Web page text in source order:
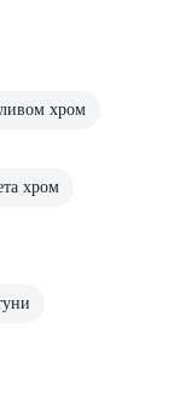
хром
хром